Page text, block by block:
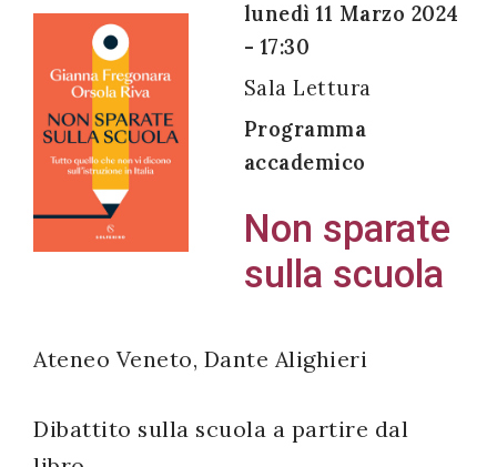
lunedì 11 Marzo 2024
- 17:30
Sala Lettura
Programma
accademico
Non sparate
sulla scuola
Ateneo Veneto, Dante Alighieri
Dibattito sulla scuola a partire dal
newsletter:
Acconsento
accordo
decreto